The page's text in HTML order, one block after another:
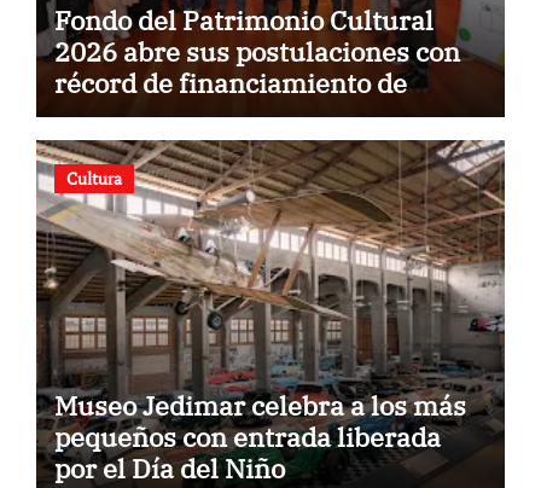
Fondo del Patrimonio Cultural
2026 abre sus postulaciones con
récord de financiamiento de
$5.500 millones
Cultura
Museo Jedimar celebra a los más
pequeños con entrada liberada
por el Día del Niño